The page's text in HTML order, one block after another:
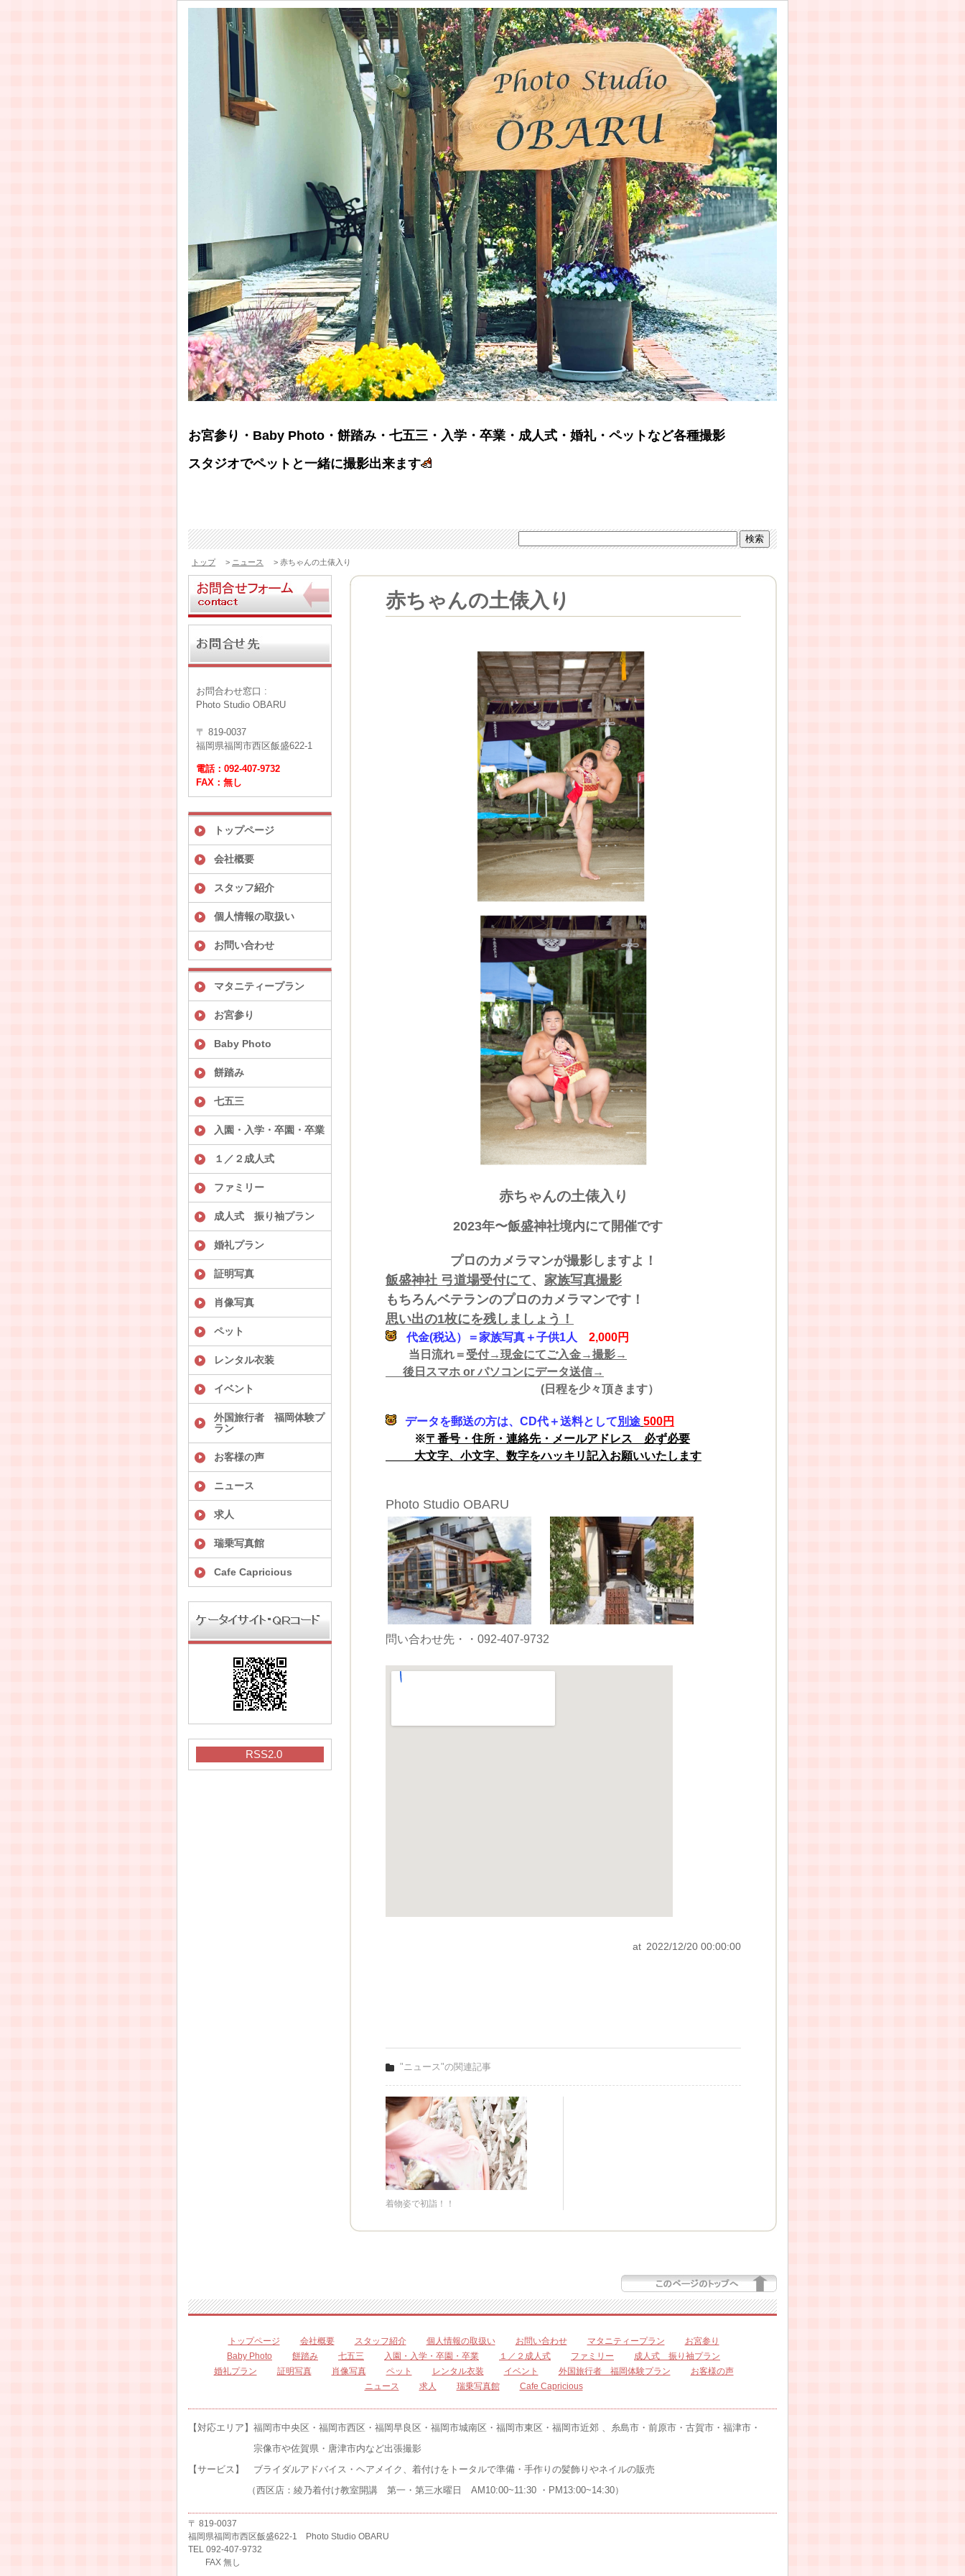
お宮参り・Baby Photo・餅踏み・七五三・入学・卒業・成人式・婚礼・ペットなど各種撮影
スタジオでペットと一緒に撮影出来ます
トップ > ニュース > 赤ちゃんの土俵入り
お問合わせ窓口 :
Photo Studio OBARU
〒 819-0037
福岡県福岡市西区飯盛622-1
電話：092-407-9732
FAX：無し
トップページ
会社概要
スタッフ紹介
個人情報の取扱い
お問い合わせ
マタニティープラン
お宮参り
Baby Photo
餅踏み
七五三
入園・入学・卒園・卒業
１／２成人式
ファミリー
成人式 振り袖プラン
婚礼プラン
証明写真
肖像写真
ペット
レンタル衣装
イベント
外国旅行者 福岡体験プ
ラン
お客様の声
ニュース
求人
瑞乗写真館
Cafe Capricious
RSS2.0
赤ちゃんの土俵入り
赤ちゃんの土俵入り
2023年〜飯盛神社境内にて開催です
プロのカメラマンが撮影しますよ！
飯盛神社 弓道場受付にて、 家族写真撮影
もちろんベテランのプロのカメラマンです！
思い出の1枚にを残しましょう！
代金(税込）＝家族写真＋子供1人
2,000円
当日流れ＝ 受付→現金にてご入金→撮影→
後日スマホ or パソコンにデータ送信→
(日程を少々頂きます）
データを郵送の方は、CD代＋送料として別途 500円
※〒番号・住所・連絡先・メールアドレス 必ず必要
大文字、小文字、数字をハッキリ記入お願いいたします
Photo Studio OBARU
問い合わせ先・・092-407-9732
at 2022/12/20 00:00:00
"ニュース"の関連記事
着物姿で初詣！！
トップページ 会社概要 スタッフ紹介 個人情報の取扱い お問い合わせ マタニティープラン
お宮参り
Baby Photo
餅踏み 七五三 入園・入学・卒園・卒業 １／２成人式 ファミリー
成人式 振り袖プラン
婚礼プラン
証明写真 肖像写真 ペット レンタル衣装 イベント 外国旅行者 福岡体験プラン
お客様の声
ニュース
求人 瑞乗写真館 Cafe Capricious
【対応エリア】福岡市中央区・福岡市西区・福岡早良区・福岡市城南区・福岡市東区・福岡市近郊 、糸島市・前原市・古賀市・福津市・
宗像市や佐賀県・唐津市内など出張撮影
【サービス】 ブライダルアドバイス・ヘアメイク、着付けをトータルで準備・手作りの髪飾りやネイルの販売
（西区店：綾乃着付け教室開講 第一・第三水曜日 AM10:00~11:30 ・PM13:00~14:30）
〒 819-0037
福岡県福岡市西区飯盛622-1 Photo Studio OBARU
TEL 092-407-9732
FAX 無し